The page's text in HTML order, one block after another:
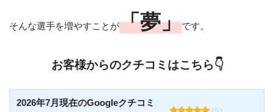
そんな選手を増やすことが「夢」です。
お客様からのクチコミはこちら👇
2026年7月現在のGoogleクチコミ